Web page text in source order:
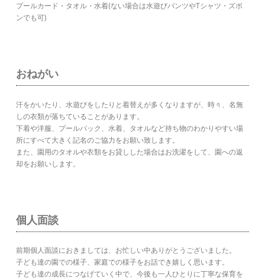
プールカード・タオル・水着(ない場合は水遊びパンツやTシャツ・ズボ
ンでも可)
おねがい
汗をかいたり、水遊びをしたりと着替えが多くなりますが、時々、名無
しの衣類が落ちていることがあります。
下着や洋服、プールバック、水着、タオルなど持ち物のわかりやすい場
所にすべて大きく記名のご協力をお願い致します。
また、園用のタオルや衣類をお貸しした場合はお洗濯をして、園への返
却をお願いします。
個人面談
前期個人面談におきましては、お忙しい中ありがとうございました。
子ども達の園での様子、家庭での様子をお話でき嬉しく思います。
子ども達の成長につなげていく中で、今後も一人ひとりに丁寧な保育を